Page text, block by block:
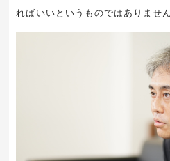
ればいいというものではありません